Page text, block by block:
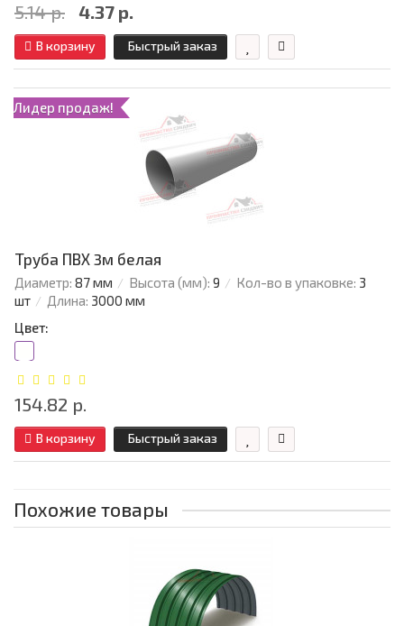
5.14 р. 4.37 р.
В корзину Быстрый заказ
Лидер продаж!
Труба ПВХ 3м белая
Диаметр: 87 мм Высота (мм): 9 Кол-во в упаковке: 3
шт
Длина: 3000 мм
Цвет:
154.82 р.
В корзину Быстрый заказ
Похожие товары